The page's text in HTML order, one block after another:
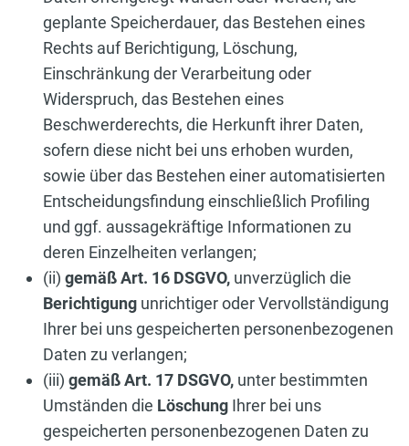
geplante Speicherdauer, das Bestehen eines
Rechts auf Berichtigung, Löschung,
Einschränkung der Verarbeitung oder
Widerspruch, das Bestehen eines
Beschwerderechts, die Herkunft ihrer Daten,
sofern diese nicht bei uns erhoben wurden,
sowie über das Bestehen einer automatisierten
Entscheidungsfindung einschließlich Profiling
und ggf. aussagekräftige Informationen zu
deren Einzelheiten verlangen;
(ii) gemäß Art. 16 DSGVO, unverzüglich die
Berichtigung unrichtiger oder Vervollständigung
Ihrer bei uns gespeicherten personenbezogenen
Daten zu verlangen;
(iii) gemäß Art. 17 DSGVO, unter bestimmten
Umständen die Löschung Ihrer bei uns
gespeicherten personenbezogenen Daten zu